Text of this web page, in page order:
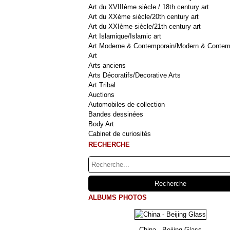
Art du XVIIIème siècle / 18th century art
Art du XXème siècle/20th century art
Art du XXIème siècle/21th century art
Art Islamique/Islamic art
Art Moderne & Contemporain/Modern &
Art
Arts anciens
Arts Décoratifs/Decorative Arts
Art Tribal
Auctions
Automobiles de collection
Bandes dessinées
Body Art
Cabinet de curiosités
RECHERCHE
ALBUMS PHOTOS